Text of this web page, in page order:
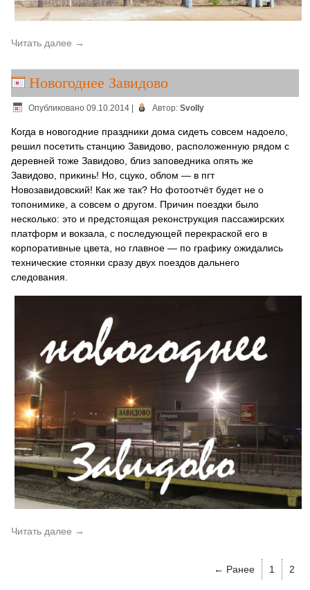
Читать далее →
Новогоднее Завидово
Опубликовано 09.10.2014 Автор: Svolly
Когда в новогодние праздники дома сидеть совсем надоело,
решил посетить станцию Завидово, расположенную рядом с
деревней тоже Завидово, близ заповедника опять же
Завидово, прикинь! Но, сцуко, облом — в пгт
Новозавидовский! Как же так? Но фотоотчёт будет не о
топонимике, а совсем о другом. Причин поездки было
несколько: это и предстоящая реконструкция пассажирских
платформ и вокзала, с последующей перекраской его в
корпоративные цвета, но главное — по графику ожидались
технические стоянки сразу двух поездов дальнего
следования.
Читать далее →
← Ранее 1 2